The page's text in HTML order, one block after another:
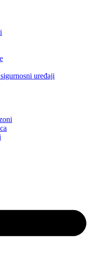
uređaji